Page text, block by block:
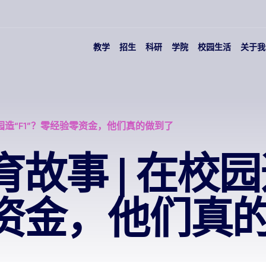
教学 招生 科研 学院 校园生活 关于
“F1”？零经验零资金，他们真的做到了
事 | 在校园
金，他们真